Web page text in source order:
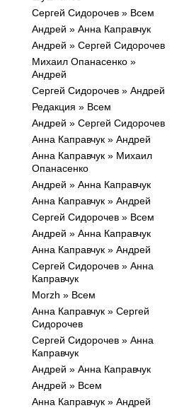
Cергей Сидорочев » Всем
Андрей » Анна Каправчук
Андрей » Cергей Сидорочев
Михаил Опанасенко »
Андрей
Сергей Сидорочев » Андрей
Редакция » Всем
Андрей » Сергей Сидорочев
Анна Каправчук » Андрей
Анна Каправчук » Михаил
Опанасенко
Андрей » Анна Каправчук
Анна Каправчук » Андрей
Cергей Сидорочев » Всем
Андрей » Анна Каправчук
Анна Каправчук » Андрей
Cергей Сидорочев » Анна
Каправчук
Morzh » Всем
Анна Каправчук » Cергей
Сидорочев
Сергей Сидорочев » Анна
Каправчук
Андрей » Анна Каправчук
Андрей » Всем
Анна Каправчук » Андрей